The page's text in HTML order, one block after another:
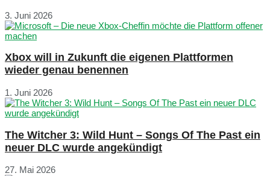
3. Juni 2026
Xbox will in Zukunft die eigenen Plattformen
wieder genau benennen
1. Juni 2026
The Witcher 3: Wild Hunt – Songs Of The Past ein
neuer DLC wurde angekündigt
27. Mai 2026